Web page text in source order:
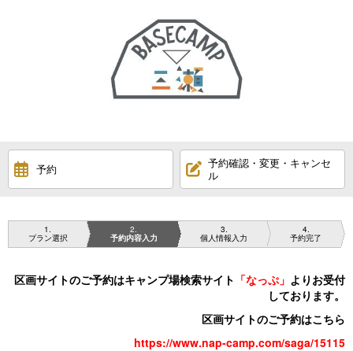
予約
予約確認・変更・キャンセ
ル
1
プラン選択
2
予約内容入力
3
個人情報入力
4
予約完了
区画サイトのご予約はキャンプ場検索サイト 「なっぷ」 よりお受付
しております。
区画サイトのご予約はこちら
https://www.nap-camp.com/saga/15115